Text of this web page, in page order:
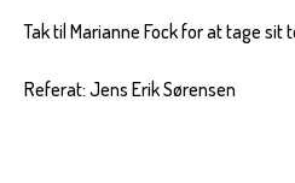
Tak til Marianne Fock for at tage sit
Referat: Jens Erik Sørensen